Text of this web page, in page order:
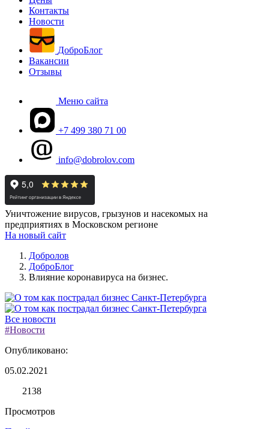
Контакты
Новости
ДоброБлог
Вакансии
Отзывы
Меню сайта
+7 499 380 71 00
info@dobrolov.com
Уничтожение вирусов, грызунов и насекомых на
предприятиях в Московском регионе
На новый сайт
Добролов
ДоброБлог
Влияние коронавируса на бизнес.
Все новости
#Новости
Опубликовано:
05.02.2021
2138
Просмотров